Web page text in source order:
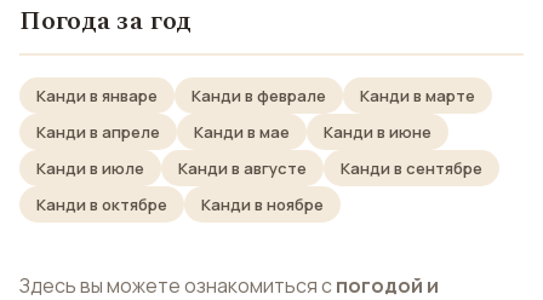
Погода за год
Канди в январе Канди в феврале
Канди в марте
Канди в апреле
Канди в мае
Канди в июне
Канди в июле
Канди в августе
Канди в сентябре
Канди в октябре
Канди в ноябре
Здесь вы можете ознакомиться спогодой и